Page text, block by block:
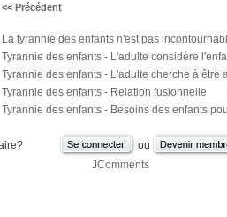
<< Précédent
La tyrannie des enfants n'est pas
Tyrannie des enfants - L'adulte considère
Tyrannie des enfants - L'adulte cherche à être
Tyrannie des enfants - Relation fusionnelle
Tyrannie des enfants - Besoins des enfants
ou
JComments